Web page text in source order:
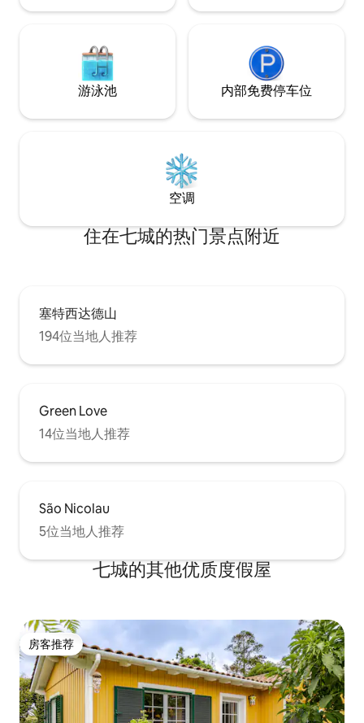
游泳池 内部免费停车位
空调
住在七城的热门景点附近
塞特西达德山
194位当地人推荐
Green Love
14位当地人推荐
São Nicolau
5位当地人推荐
七城的其他优质度假屋
房客推荐
房客推荐